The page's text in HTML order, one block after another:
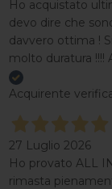
Ho acquistato
devo dire che
davvero ottima !
molto duratura !!!!
Acquirente
27 Luglio 2026
Ho provato ALL
rimasta